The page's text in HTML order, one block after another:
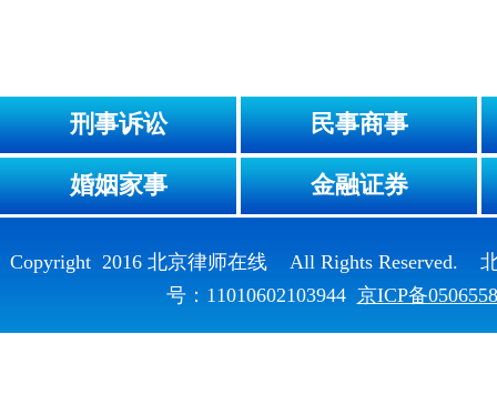
刑事诉讼 民事商事
婚姻家事 金融证券
Copyright 2016 北京律师在线 All Rights Reserved.
号：11010602103944 京ICP备